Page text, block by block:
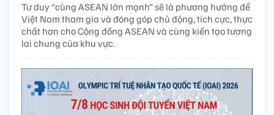
Tư duy “cùng ASEAN lớn mạnh” sẽ là phương hướng để
Việt Nam tham gia và đóng góp chủ động, tích cực, thực
chất hơn cho Cộng đồng ASEAN và cùng kiến tạo tương
lai chung của khu vực.